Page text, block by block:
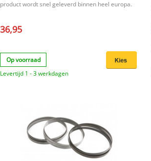
product wordt snel geleverd binnen heel europa.
36,95
Op voorraad
Levertijd 1 - 3 werkdagen